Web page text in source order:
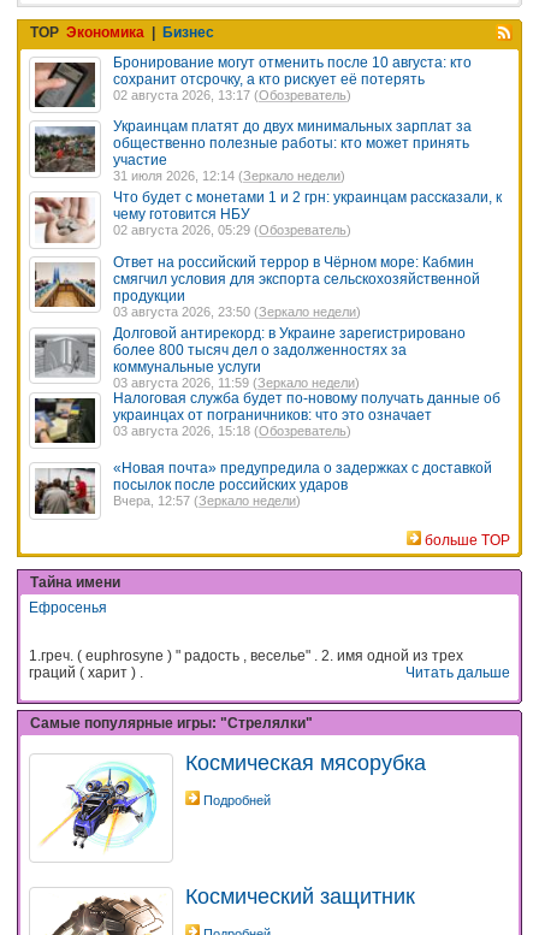
TOP Экономика | Бизнес
Бронирование могут отменить после 10 августа: кто
сохранит отсрочку, а кто рискует её потерять
02 августа 2026, 13:17 (Обозреватель)
Украинцам платят до двух минимальных зарплат за
общественно полезные работы: кто может принять
участие
31 июля 2026, 12:14 (Зеркало недели)
Что будет с монетами 1 и 2 грн: украинцам рассказали, к
чему готовится НБУ
02 августа 2026, 05:29 (Обозреватель)
Ответ на российский террор в Чёрном море: Кабмин
смягчил условия для экспорта сельскохозяйственной
продукции
03 августа 2026, 23:50 (Зеркало недели)
Долговой антирекорд: в Украине зарегистрировано
более 800 тысяч дел о задолженностях за
коммунальные услуги
03 августа 2026, 11:59 (Зеркало недели)
Налоговая служба будет по-новому получать данные об
украинцах от пограничников: что это означает
03 августа 2026, 15:18 (Обозреватель)
«Новая почта» предупредила о задержках с доставкой
посылок после российских ударов
Вчера, 12:57 (Зеркало недели)
больше TOP
Тайна имени
Ефросенья
1.греч. ( euphrosyne ) " радость , веселье" . 2. имя одной из трех
граций ( харит ) .
Читать дальше
Самые популярные игры: "Стрелялки"
Космическая мясорубка
Подробней
Космический защитник